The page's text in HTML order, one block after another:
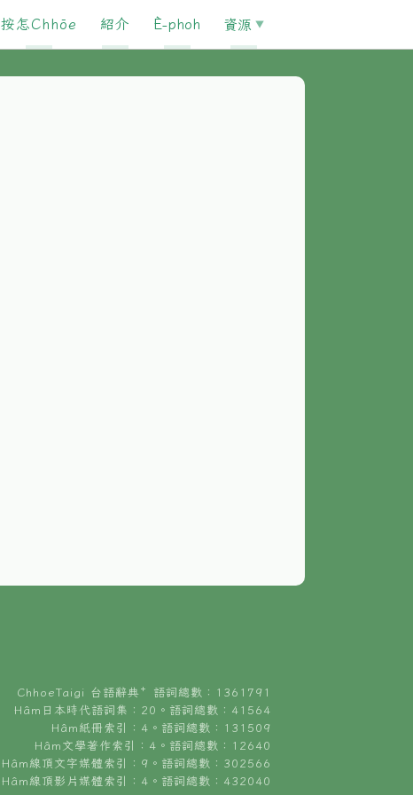
按怎Chhōe 紹介 È-phoh 資源
ChhoeTaigi 台語辭典⁺ 語詞總數：1361791
Hâm日本時代語詞集：20。語詞總數：41564
Hâm紙冊索引：4。語詞總數：131509
Hâm文學著作索引：4。語詞總數：12640
Hâm線頂文字媒體索引：9。語詞總數：302566
Hâm線頂影片媒體索引：4。語詞總數：432040